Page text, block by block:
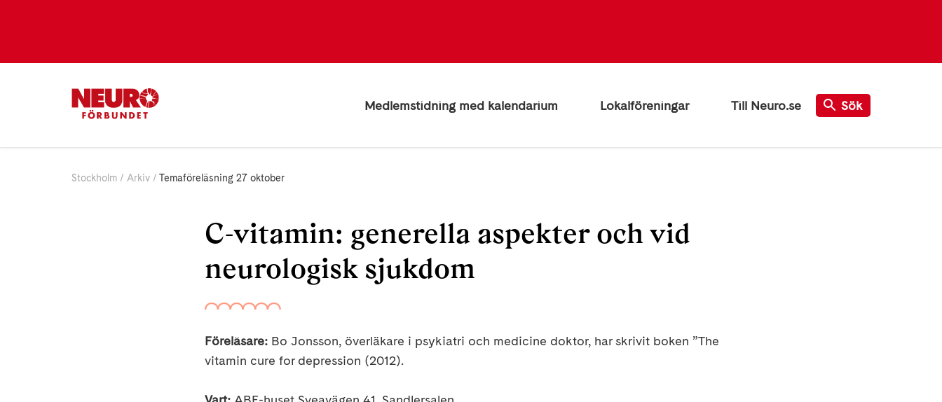
Medlemstidning med kalendarium Lokalföreningar Till Neuro.se Sök
Stockholm Arkiv Temaföreläsning 27 oktober
C-vitamin: generella aspekter och vid
neurologisk sjukdom
Föreläsare: Bo Jonsson, överläkare i psykiatri och medicine doktor, har skrivit boken ”The
vitamin cure for depression (2012).